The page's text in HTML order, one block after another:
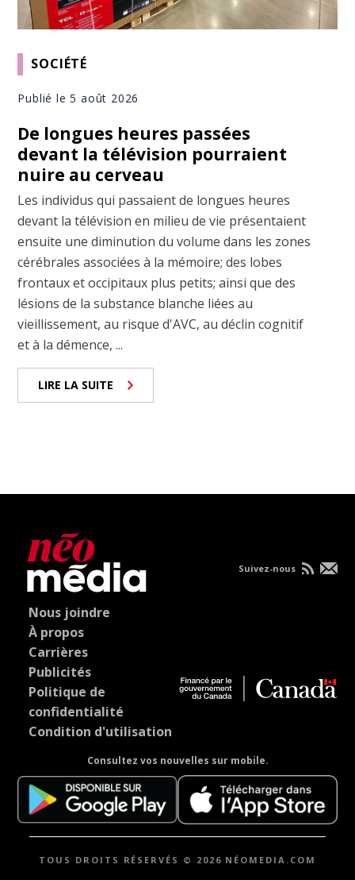
SOCIÉTÉ
Publié le 5 août 2026
De longues heures passées
devant la télévision pourraient
nuire au cerveau
Les individus qui passaient de longues heures
devant la télévision en milieu de vie présentaient
ensuite une diminution du volume dans les zones
cérébrales associées à la mémoire; des lobes
frontaux et occipitaux plus petits; ainsi que des
lésions de la substance blanche liées au
vieillissement, au risque d'AVC, au déclin cognitif
et à la démence, ...
LIRE LA SUITE
Nous joindre
À propos
Carrières
Publicités
Politique de
confidentialité
Condition d'utilisation
Consultez vos nouvelles sur mobile.
Suivez-nous
TOUS DROITS RÉSERVÉS © 2026 NÉOMEDIA.COM